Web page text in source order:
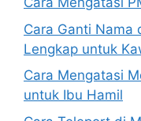
Cara Ganti Nama
Lengkap untuk
Cara Mengatasi
untuk Ibu Hamil